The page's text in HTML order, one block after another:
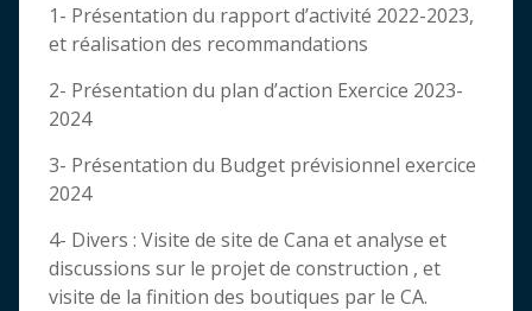
1- Présentation du rapport d’activité 2022-2023,
et réalisation des recommandations
2- Présentation du plan d’action Exercice 2023-
2024
3- Présentation du Budget prévisionnel exercice
2024
4- Divers : Visite de site de Cana et analyse et
discussions sur le projet de construction , et
visite de la finition des boutiques par le CA.